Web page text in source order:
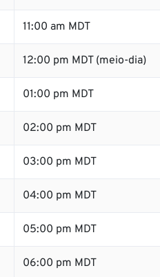
11:00 am MDT
12:00 pm MDT (meio-dia)
01:00 pm MDT
02:00 pm MDT
03:00 pm MDT
04:00 pm MDT
05:00 pm MDT
06:00 pm MDT